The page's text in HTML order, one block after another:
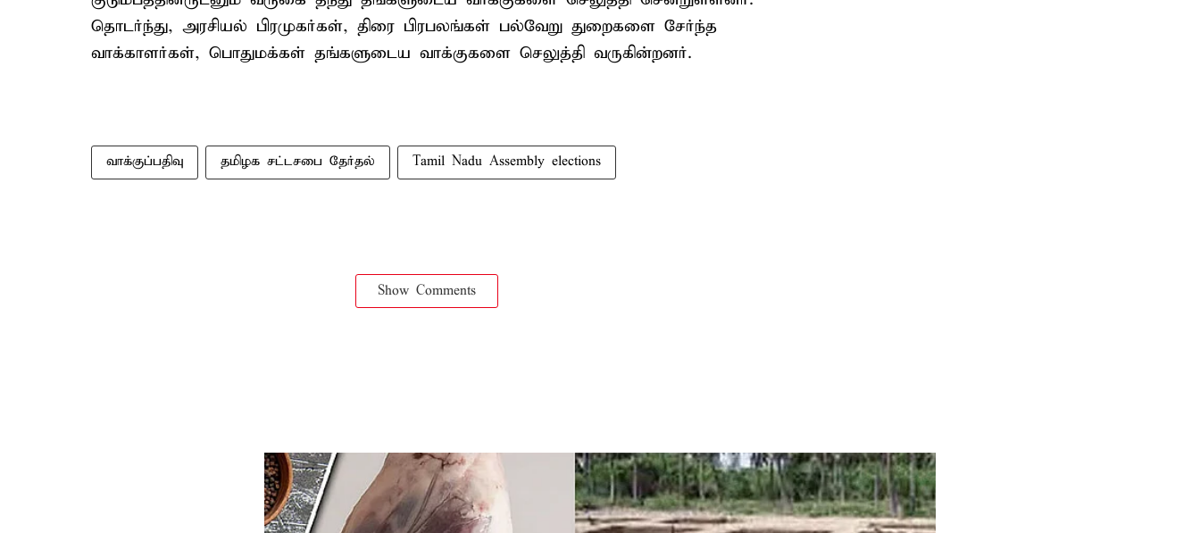
தொடர்ந்து, அரசியல் பிரமுகர்கள், திரை பிரபலங்கள் பல்வேறு துறைகளை சேர்ந்த
வாக்காளர்கள், பொதுமக்கள் தங்களுடைய வாக்குகளை செலுத்தி வருகின்றனர்.
வாக்குப்பதிவு தமிழக சட்டசபை தேர்தல் Tamil Nadu Assembly elections
Show Comments